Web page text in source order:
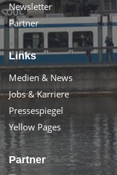
Newsletter
Partner
Links
Medien & News
Jobs & Karriere
Pressespiegel
Yellow Pages
Partner